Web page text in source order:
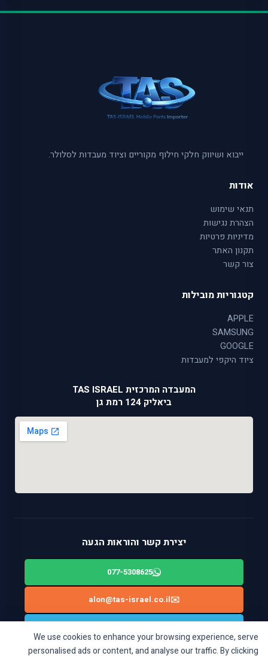
We use cookies to enhance your browsing experience, serve
personalised ads or content, and analyse our traffic. By clicking
ייבוא ושיווק חלקי חילוף מקוריים וציוד מעבדות לסלולר.
אודות
תנאי שימוש
הצהרת נגישות
מדיניות פרטיות
תקנון האתר
צור קשר
קטגוריות מובילות
APPLE
SAMSUNG
GOOGLE
ציוד היקפי למעבדות
המעבדה המרכזית TAS ISRAEL
ביאליק 124 רמת גן
יצירת קשר והוראות הגעה
077-5308625
✉️
alon@tas-israel.co.il